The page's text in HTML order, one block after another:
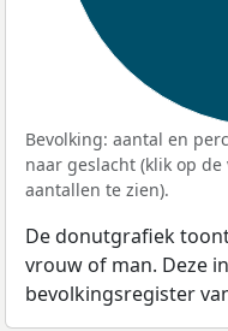
Bevolking: aantal en
naar geslacht (klik op
aantallen te zien).
De donutgrafiek
vrouw of man. Deze
bevolkingsregister